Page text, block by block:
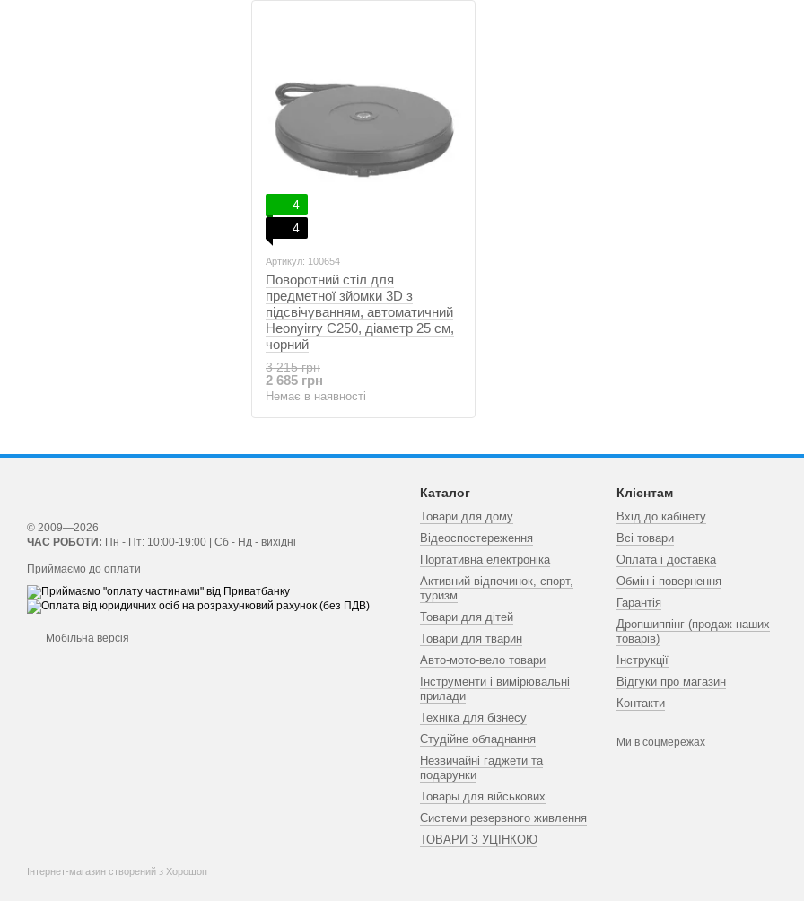
4
4
Артикул: 100654
Поворотний стіл для
предметної зйомки 3D з
підсвічуванням, автоматичний
Heonyirry C250, діаметр 25 см,
чорний
3 215 грн
2 685 грн
Немає в наявності
© 2009—2026
ЧАС РОБОТИ: Пн - Пт: 10:00-19:00 | Сб - Нд - вихідні
Приймаємо до оплати
Мобільна версія
Інтернет-магазин створений з Хорошоп
Каталог
Товари для дому
Відеоспостереження
Портативна електроніка
Активний відпочинок, спорт,
туризм
Товари для дітей
Товари для тварин
Авто-мото-вело товари
Інструменти і вимірювальні
прилади
Техніка для бізнесу
Студійне обладнання
Незвичайні гаджети та
подарунки
Товары для військових
Системи резервного живлення
ТОВАРИ З УЦІНКОЮ
Клієнтам
Вхід до кабінету
Всі товари
Оплата і доставка
Обмін і повернення
Гарантія
Дропшиппінг (продаж наших
товарів)
Інструкції
Відгуки про магазин
Контакти
Ми в соцмережах